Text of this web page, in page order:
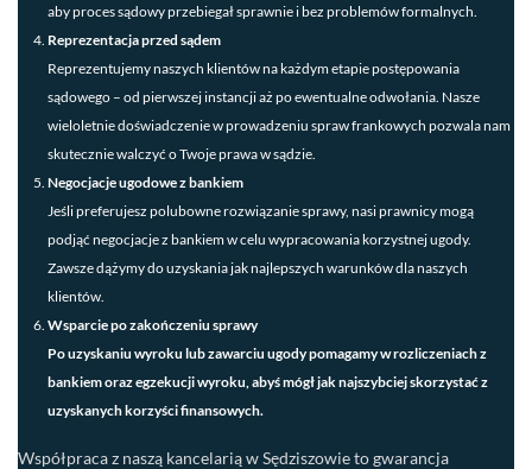
aby proces sądowy przebiegał sprawnie i bez problemów formalnych.
Reprezentacja przed sądem
Reprezentujemy naszych klientów na każdym etapie postępowania
sądowego – od pierwszej instancji aż po ewentualne odwołania. Nasze
wieloletnie doświadczenie w prowadzeniu spraw frankowych pozwala nam
skutecznie walczyć o Twoje prawa w sądzie.
Negocjacje ugodowe z bankiem
Jeśli preferujesz polubowne rozwiązanie sprawy, nasi prawnicy mogą
podjąć negocjacje z bankiem w celu wypracowania korzystnej ugody.
Zawsze dążymy do uzyskania jak najlepszych warunków dla naszych
klientów.
Wsparcie po zakończeniu sprawy
Po uzyskaniu wyroku lub zawarciu ugody pomagamy w rozliczeniach z
bankiem oraz egzekucji wyroku, abyś mógł jak najszybciej skorzystać z
uzyskanych korzyści finansowych.
Współpraca z naszą kancelarią w Sędziszowie to gwarancja